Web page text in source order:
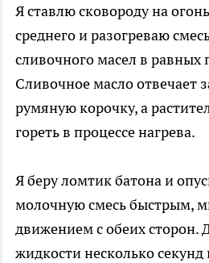
Я ставлю сковороду на
среднего и разогреваю
сливочного масел в равных
Сливочное масло отвечает
румяную корочку, а
гореть в процессе нагрева.
Я беру ломтик батона и
молочную смесь быстрым,
движением с обеих сторон.
жидкости несколько секунд